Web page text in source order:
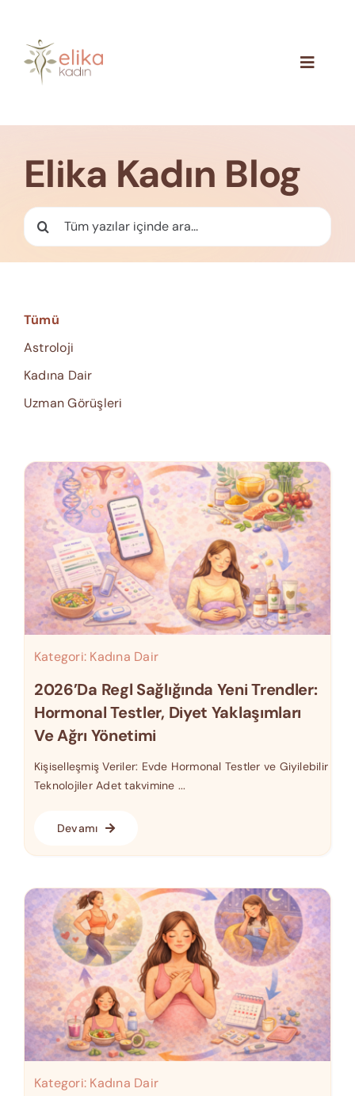
content
Toggle
İletişim
Elika Kadın Blog
Ara:
Tümü
Astroloji
Kadına Dair
Uzman Görüşleri
Kategori: Kadına Dair
2026’da Regl Sağlığında Yeni Trendler:
Hormonal Testler, Diyet Yaklaşımları
Ve Ağrı Yönetimi
Kişiselleşmiş Veriler: Evde Hormonal Testler ve Giyilebilir
Teknolojiler Adet takvimine ...
Devamı
Kategori: Kadına Dair